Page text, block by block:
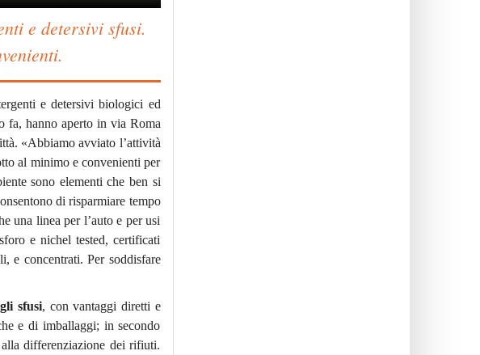
e detersivi sfusi.
e detersivi biologici ed
fa, hanno aperto in via Roma
«Abbiamo avviato l’attività
al minimo e convenienti per
sono elementi che ben si
di risparmiare tempo
una linea per l’auto e per usi
e nichel tested, certificati
e concentrati. Per soddisfare
sfusi, con vantaggi diretti e
e di imballaggi; in secondo
differenziazione dei rifiuti.